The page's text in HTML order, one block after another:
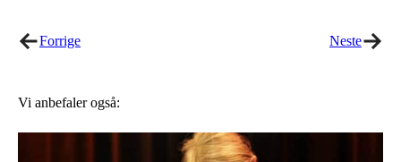
Forrige Neste
Vi anbefaler også: